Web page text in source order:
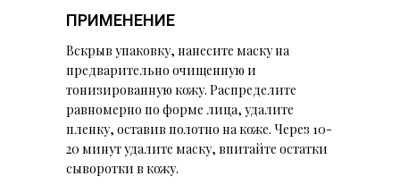
ПРИМЕНЕНИЕ
Вскрыв упаковку, нанесите маску на
предварительно очищенную и
тонизированную кожу. Распределите
равномерно по форме лица, удалите
пленку, оставив полотно на коже. Через 10-
20 минут удалите маску, впитайте остатки
сыворотки в кожу.